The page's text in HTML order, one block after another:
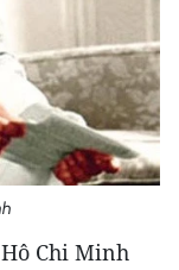
Chi Minh